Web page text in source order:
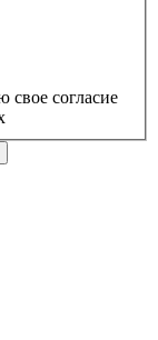
свое согласие